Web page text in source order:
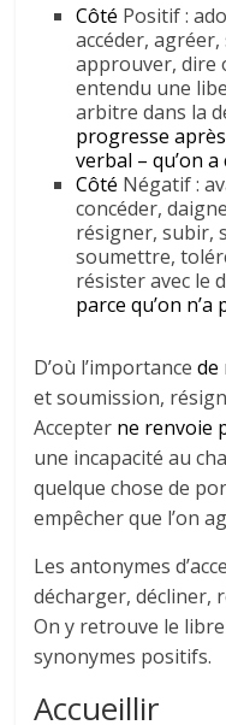
Côté Positif :
accéder,
approuver, dire
entendu une
arbitre dans la
progresse
verbal – qu’on a
Côté Négatif :
concéder,
résigner, subir,
soumettre,
résister avec le
parce qu’on n’a
D’où l’importancede
et soumission,
Accepter ne renvoie
une incapacité au
quelque chose de
empêcher que l’on
Les antonymes
décharger, décliner,
On y retrouve le
synonymes positifs.
Accueillir